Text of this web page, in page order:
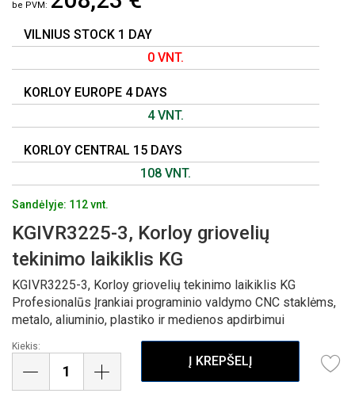
PRADŽIĄ
VILNIUS STOCK 1 DAY
0 VNT.
KORLOY EUROPE 4 DAYS
4 VNT.
KORLOY CENTRAL 15 DAYS
108 VNT.
Sandėlyje: 112 vnt.
KGIVR3225-3, Korloy griovelių
tekinimo laikiklis KG
KGIVR3225-3, Korloy griovelių tekinimo laikiklis KG
Profesionalūs Įrankiai programinio valdymo CNC staklėms,
metalo, aliuminio, plastiko ir medienos apdirbimui
Kiekis:
Į KREPŠELĮ